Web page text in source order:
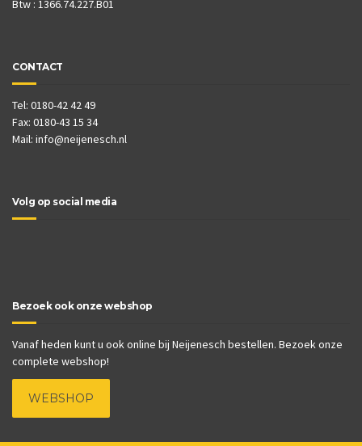
Btw : 1366.74.227.B01
CONTACT
Tel: 0180-42 42 49
Fax: 0180-43 15 34
Mail: info@neijenesch.nl
Volg op social media
Bezoek ook onze webshop
Vanaf heden kunt u ook online bij Neijenesch bestellen. Bezoek onze
complete webshop!
WEBSHOP